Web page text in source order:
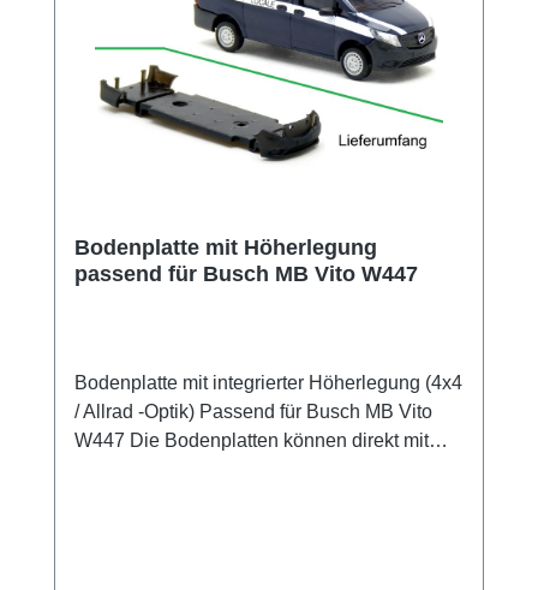
Bodenplatte mit Höherlegung
passend für Busch MB Vito W447
Bodenplatte mit integrierter Höherlegung (4x4
/ Allrad -Optik) Passend für Busch MB Vito
W447 Die Bodenplatten können direkt mit